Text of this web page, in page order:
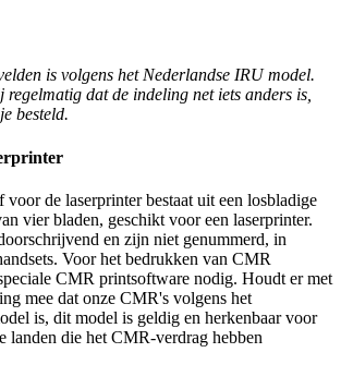
is volgens het Nederlandse IRU model.
dat de indeling net iets anders is,
besteld.
de laserprinter bestaat uit een losbladige
vier bladen, geschikt voor een laserprinter.
en zijn niet genummerd, in
Voor het bedrukken van CMR
CMR printsoftware nodig. Houdt er met
mee dat onze CMR's volgens het
is, dit model is geldig en herkenbaar voor
landen die het CMR-verdrag hebben